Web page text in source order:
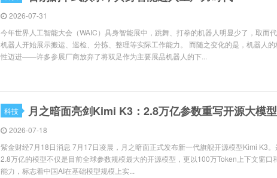
2026-07-31
今年世界人工智能大会（WAIC）具身智能展中，跳舞、打拳的机器人明显少了，取而
机器人开始展示搬运、巡检、分拣、整理等实际工作能力。 而随之变化的是，机器人
性迈进——许多参展厂商放弃了将双足作为主要展品机器人的下...
科技 月之暗面亮剑Kimi K3：2.8万亿参数重写开源大模
2026-07-18
紫金财经7月18日消息 7月17日凌晨，月之暗面正式发布新一代旗舰开源模型Kimi K3
2.8万亿的模型不仅是目前全球参数规模最大的开源模型，更以100万Token上下文窗口
能力，标志着中国AI在基础模型规模上实...